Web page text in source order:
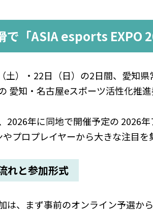
で「ASIA esports EXPO
土）・22日（日）の2日間、愛知
愛知・名古屋eスポーツ活性化推
2026年に同地で開催予定の 2026
プロプレイヤーから大きな注目を
れと参加形式
は、まず事前のオンライン予選か